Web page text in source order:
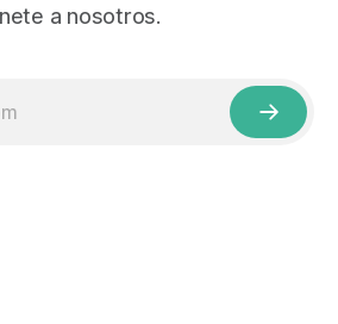
a nosotros.